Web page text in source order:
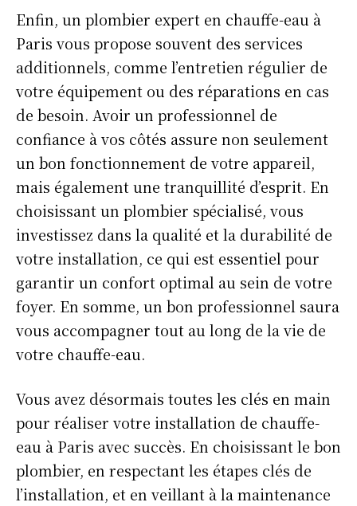
Enfin, un plombier expert en chauffe-eau à
Paris vous propose souvent des services
additionnels, comme l’entretien régulier de
votre équipement ou des réparations en cas
de besoin. Avoir un professionnel de
confiance à vos côtés assure non seulement
un bon fonctionnement de votre appareil,
mais également une tranquillité d’esprit. En
choisissant un plombier spécialisé, vous
investissez dans la qualité et la durabilité de
votre installation, ce qui est essentiel pour
garantir un confort optimal au sein de votre
foyer. En somme, un bon professionnel saura
vous accompagner tout au long de la vie de
votre chauffe-eau.
Vous avez désormais toutes les clés en main
pour réaliser votre installation de chauffe-
eau à Paris avec succès. En choisissant le bon
plombier, en respectant les étapes clés de
l’installation, et en veillant à la maintenance